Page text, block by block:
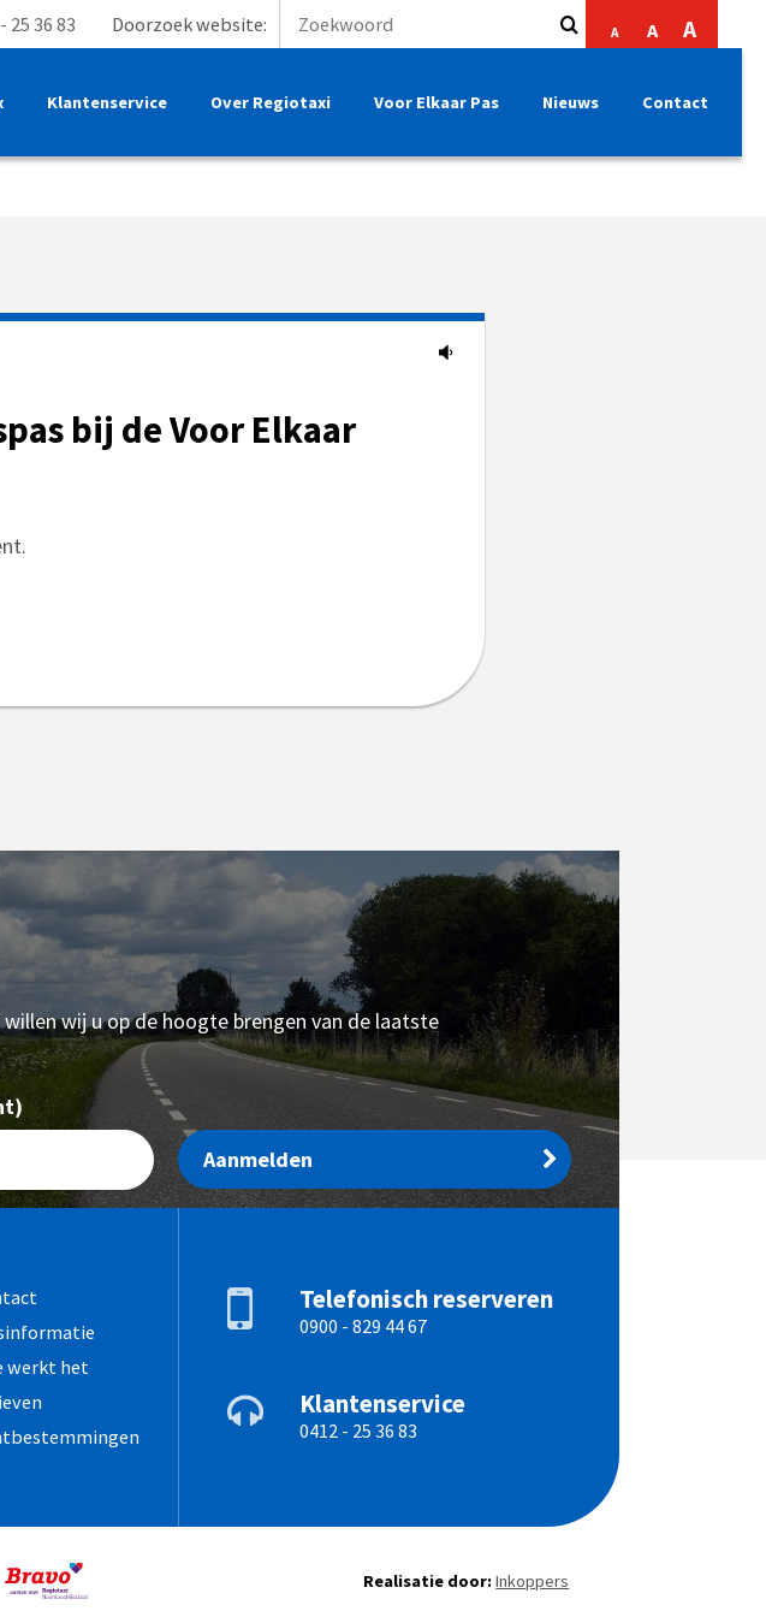
25 36 83 Doorzoek website: A A A
Klantenservice Over Regiotaxi Voor Elkaar Pas Nieuws Contact
bij de Voor Elkaar
wij u op de hoogte brengen van de laatste
Aanmelden
werkt het
Telefonisch reserveren
0900 - 829 44 67
Klantenservice
0412 - 25 36 83
Realisatie door:Inkoppers